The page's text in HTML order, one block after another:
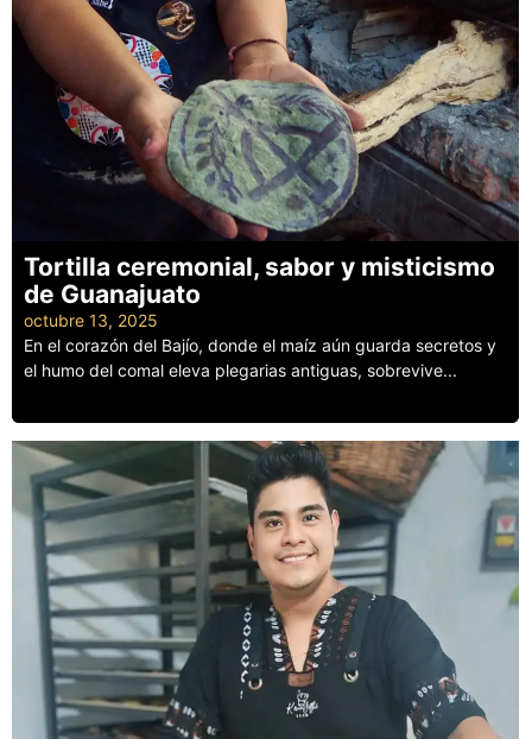
Tortilla ceremonial, sabor y misticismo
de Guanajuato
octubre 13, 2025
En el corazón del Bajío, donde el maíz aún guarda secretos y
el humo del comal eleva plegarias antiguas, sobrevive...